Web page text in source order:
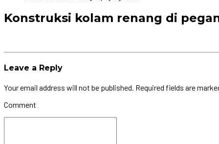
Konstruksi kolam renang di
Leave a Reply
Your email address will not be published. Required fields are
Comment